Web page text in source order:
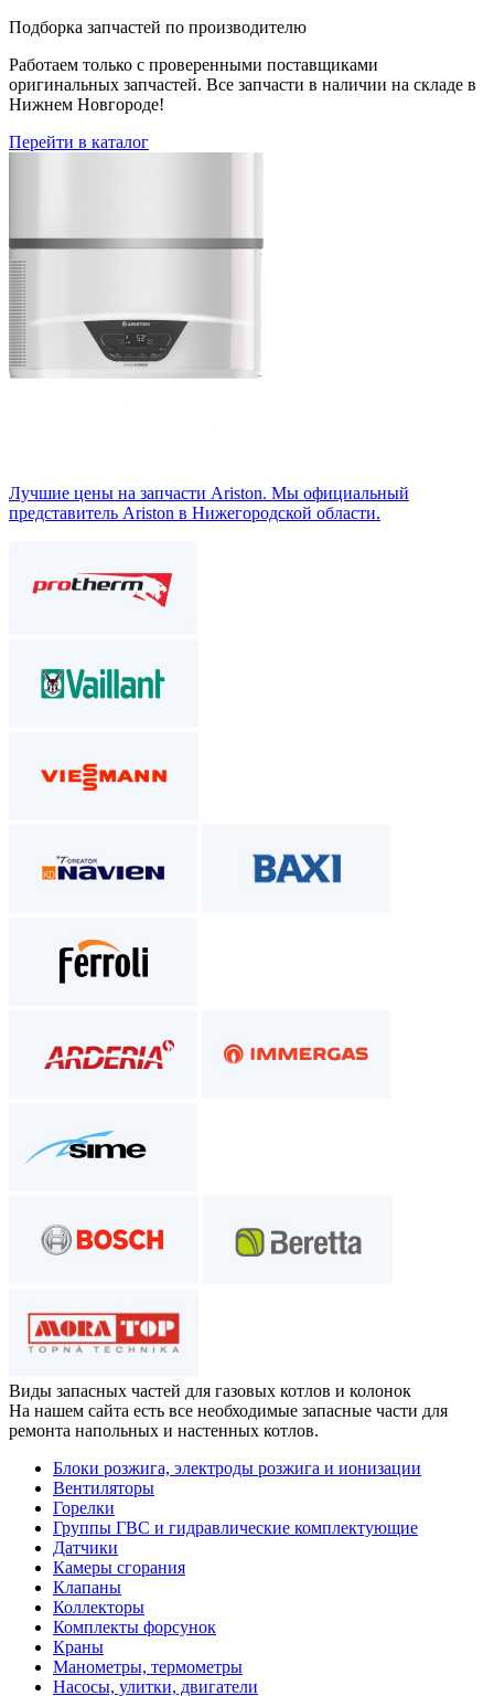
Подборка запчастей по производителю
Работаем только с проверенными поставщиками
оригинальных запчастей. Все запчасти в наличии на складе в
Нижнем Новгороде!
Перейти в каталог
Лучшие цены на запчасти Аriston. Мы официальный
представитель Ariston в Нижегородской области.
Виды запасных частей для газовых котлов и колонок
На нашем сайта есть все необходимые запасные части для
ремонта напольных и настенных котлов.
Блоки розжига, электроды розжига и ионизации
Вентиляторы
Горелки
Группы ГВС и гидравлические комплектующие
Датчики
Камеры сгорания
Клапаны
Коллекторы
Комплекты форсунок
Краны
Манометры, термометры
Насосы, улитки, двигатели